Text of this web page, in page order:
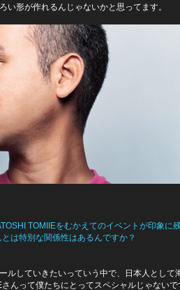
い形が作れるんじゃないかと思ってます。
TOMIIEをむかえてのイベントが印象に
は特別な関係性はあるんですか？
ルしていきたいっていう中で、日本人として
んって僕たちにとってスペシャルじゃないで